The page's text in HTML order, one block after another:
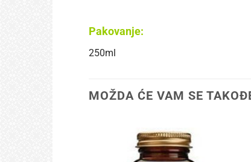
Pakovanje:
250ml
MOŽDA ĆE VAM SE